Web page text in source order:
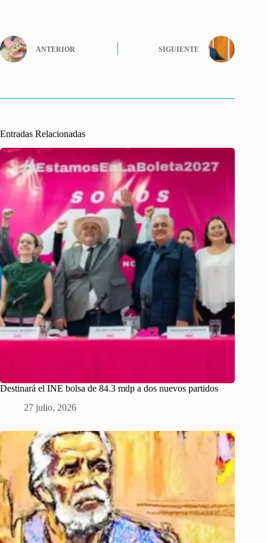
ANTERIOR SIGUIENTE
Entradas Relacionadas
Destinará el INE bolsa de 84.3 mdp a dos nuevos partidos
27 julio, 2026